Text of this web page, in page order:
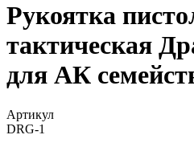
Рукоятка
тактическая
для АК
Артикул
DRG-1